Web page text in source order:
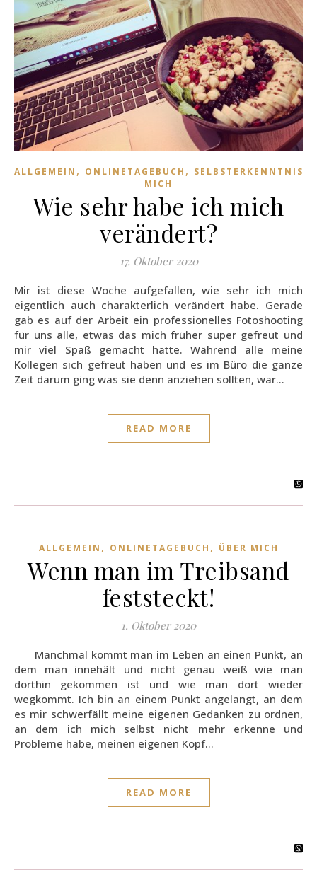
ALLGEMEIN , ONLINETAGEBUCH , SELBSTERKENNTNIS
MICH
Wie sehr habe ich mich
verändert?
17. Oktober 2020
Mir ist diese Woche aufgefallen, wie sehr ich mich
eigentlich auch charakterlich verändert habe. Gerade
gab es auf der Arbeit ein professionelles Fotoshooting
für uns alle, etwas das mich früher super gefreut und
mir viel Spaß gemacht hätte. Während alle meine
Kollegen sich gefreut haben und es im Büro die ganze
Zeit darum ging was sie denn anziehen sollten, war…
READ MORE
ALLGEMEIN , ONLINETAGEBUCH , ÜBER MICH
Wenn man im Treibsand
feststeckt!
1. Oktober 2020
Manchmal kommt man im Leben an einen Punkt, an
dem man innehält und nicht genau weiß wie man
dorthin gekommen ist und wie man dort wieder
wegkommt. Ich bin an einem Punkt angelangt, an dem
es mir schwerfällt meine eigenen Gedanken zu ordnen,
an dem ich mich selbst nicht mehr erkenne und
Probleme habe, meinen eigenen Kopf…
READ MORE